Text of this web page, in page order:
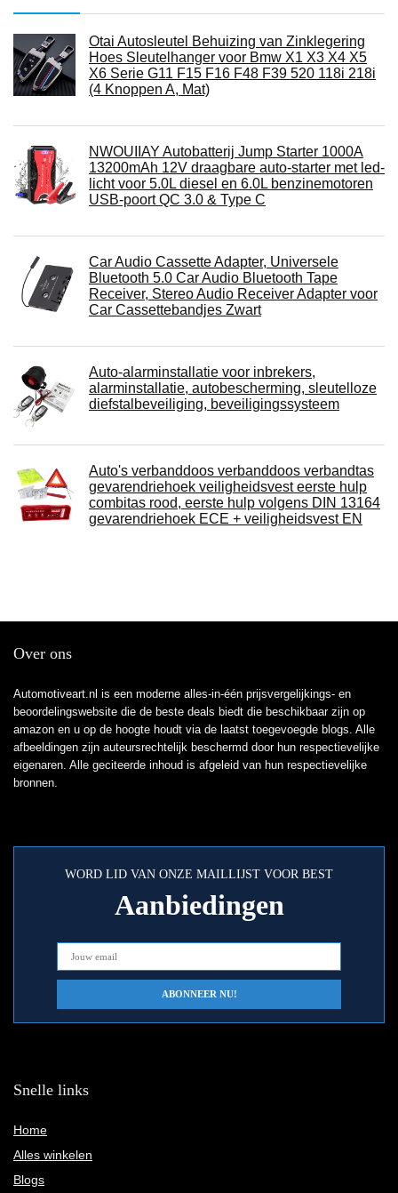
Otai Autosleutel Behuizing van Zinklegering
Hoes Sleutelhanger voor Bmw X1 X3 X4 X5
X6 Serie G11 F15 F16 F48 F39 520 118i 218i
(4 Knoppen A, Mat)
NWOUIIAY Autobatterij Jump Starter 1000A
13200mAh 12V draagbare auto-starter met led-
licht voor 5.0L diesel en 6.0L benzinemotoren
USB-poort QC 3.0 & Type C
Car Audio Cassette Adapter, Universele
Bluetooth 5.0 Car Audio Bluetooth Tape
Receiver, Stereo Audio Receiver Adapter voor
Car Cassettebandjes Zwart
Auto-alarminstallatie voor inbrekers,
alarminstallatie, autobescherming, sleutelloze
diefstalbeveiliging, beveiligingssysteem
Auto's verbanddoos verbanddoos verbandtas
gevarendriehoek veiligheidsvest eerste hulp
combitas rood, eerste hulp volgens DIN 13164
gevarendriehoek ECE + veiligheidsvest EN
Over ons
Automotiveart.nl is een moderne alles-in-één prijsvergelijkings- en
beoordelingswebsite die de beste deals biedt die beschikbaar zijn op
amazon en u op de hoogte houdt via de laatst toegevoegde blogs. Alle
afbeeldingen zijn auteursrechtelijk beschermd door hun respectievelijke
eigenaren. Alle geciteerde inhoud is afgeleid van hun respectievelijke
bronnen.
WORD LID VAN ONZE MAILLIJST VOOR BEST
Aanbiedingen
Snelle links
Home
Alles winkelen
Blogs